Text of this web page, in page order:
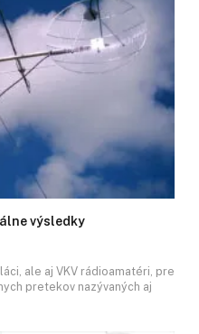
výsledky
ale aj VKV rádioamatéri, pre
pretekov nazývaných aj